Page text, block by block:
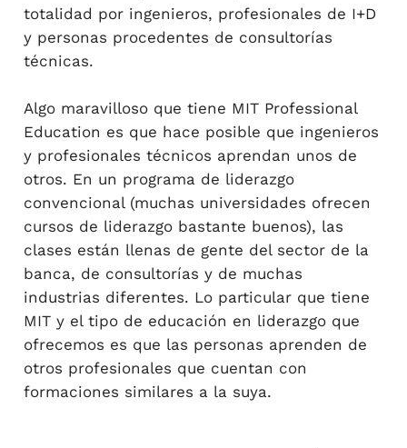
totalidad por ingenieros, profesionales de I+D
y personas procedentes de consultorías
técnicas.
Algo maravilloso que tiene MIT Professional
Education es que hace posible que ingenieros
y profesionales técnicos aprendan unos de
otros. En un programa de liderazgo
convencional (muchas universidades ofrecen
cursos de liderazgo bastante buenos), las
clases están llenas de gente del sector de la
banca, de consultorías y de muchas
industrias diferentes. Lo particular que tiene
MIT y el tipo de educación en liderazgo que
ofrecemos es que las personas aprenden de
otros profesionales que cuentan con
formaciones similares a la suya.